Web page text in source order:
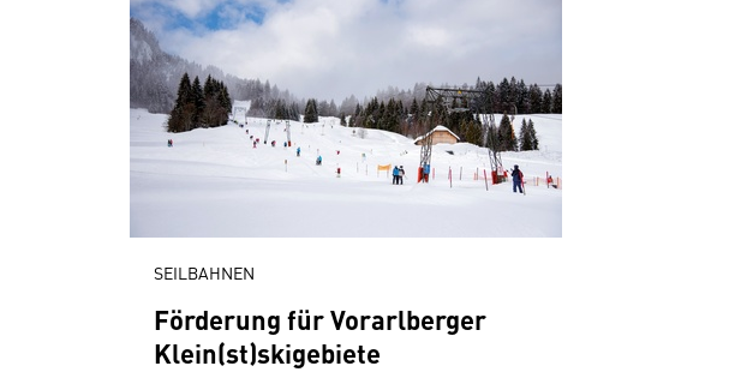
SEILBAHNEN
Förderung für Vorarlberger
Klein(st)skigebiete